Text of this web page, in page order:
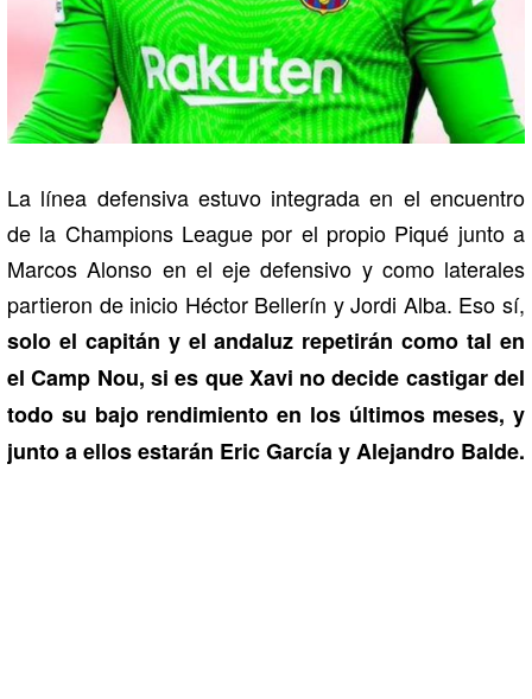
La línea defensiva estuvo integrada en el encuentro
de la Champions League por el propio Piqué junto a
Marcos Alonso en el eje defensivo y como laterales
partieron de inicio Héctor Bellerín y Jordi Alba. Eso sí,
solo el capitán y el andaluz repetirán como tal en
el Camp Nou, si es que Xavi no decide castigar del
todo su bajo rendimiento en los últimos meses, y
junto a ellos estarán Eric García y Alejandro Balde.